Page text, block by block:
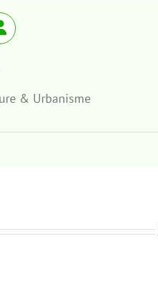
& Urbanisme